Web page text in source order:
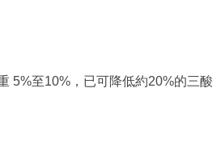
5%至10%，已可降低約20%的三酸